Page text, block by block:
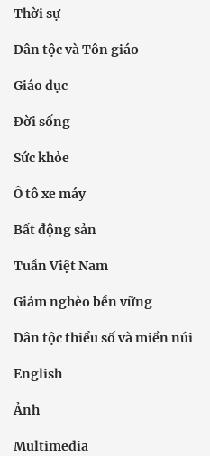
Thời sự
Dân tộc và Tôn giáo
Giáo dục
Đời sống
Sức khỏe
Ô tô xe máy
Bất động sản
Tuần Việt Nam
Giảm nghèo bền vững
Dân tộc thiểu số và miền núi
English
Ảnh
Multimedia